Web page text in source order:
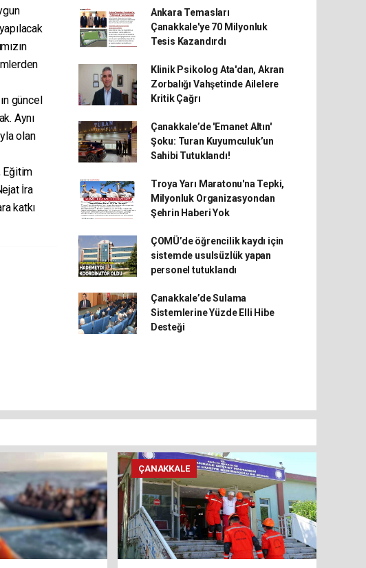
güncel
Aynı
olan
Eğitim
İra
katkı
Ankara Temasları
Çanakkale'ye 70 Milyonluk
Tesis Kazandırdı
Klinik Psikolog Ata'dan, Akran
Zorbalığı Vahşetinde Ailelere
Kritik Çağrı
Çanakkale’de 'Emanet Altın'
Şoku: Turan Kuyumculuk’un
Sahibi Tutuklandı!
Troya Yarı Maratonu'na Tepki,
Milyonluk Organizasyondan
Şehrin Haberi Yok
ÇOMÜ’de öğrencilik kaydı için
sistemde usulsüzlük yapan
personel tutuklandı
Çanakkale’de Sulama
Sistemlerine Yüzde Elli Hibe
Desteği
ÇANAKKALE